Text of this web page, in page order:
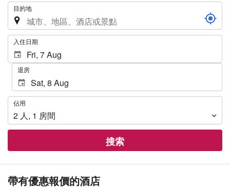
. 目的地
. 入住日期
退房
佔
用
佔用
2 人, 1 房間
搜索
帶有優惠報價的酒店